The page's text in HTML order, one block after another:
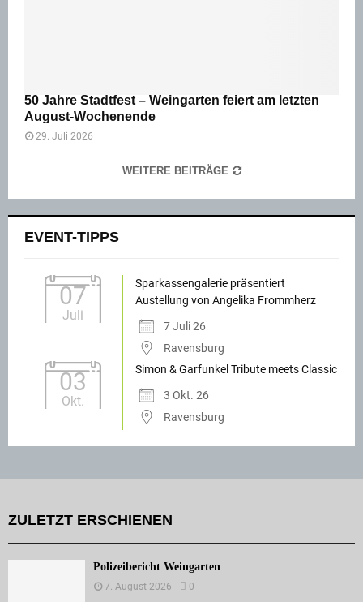
50 Jahre Stadtfest – Weingarten feiert am letzten
August-Wochenende
29. Juli 2026
WEITERE BEITRÄGE
EVENT-TIPPS
07
Juli
Sparkassengalerie präsentiert
Austellung von Angelika Frommherz
7 Juli 26
Ravensburg
03
Okt.
Simon & Garfunkel Tribute meets Classic
3 Okt. 26
Ravensburg
ZULETZT ERSCHIENEN
Polizeibericht Weingarten
7. August 2026 0